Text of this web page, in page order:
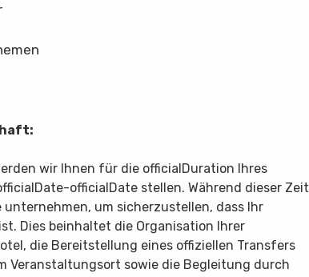
wir Ihnen für die officialDuration Ihres
officialDate stellen. Während dieser Zeit
um sicherzustellen, dass Ihr
Dies beinhaltet die Organisation Ihrer
die Bereitstellung eines offiziellen Transfers
Veranstaltungsort sowie die Begleitung durch